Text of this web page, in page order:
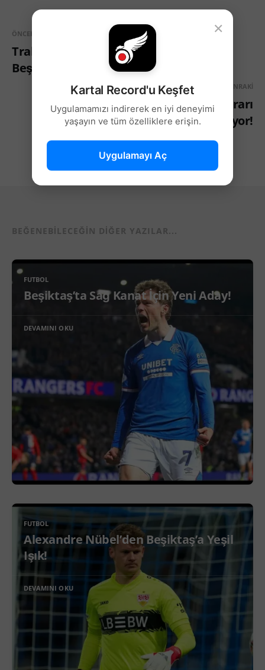
ÖNCEKI
Trabzonspor’dan Ernest Muci İçin
Beşiktaş’a Yeni Teklif!
SONRAKI
Beşiktaş’ta Zuriko Davitashvili Israrı
Sürüyor!
BEĞENEBILECEĞIN DIĞER YAZILAR...
FUTBOL
Beşiktaş’ta Sağ Kanat İçin Yeni Aday!
DEVAMINI OKU
FUTBOL
Alexandre Nübel’den Beşiktaş’a Yeşil
Işık!
DEVAMINI OKU
×
Kartal Record'u Keşfet
Uygulamamızı indirerek en iyi deneyimi
yaşayın ve tüm özelliklere erişin.
Uygulamayı Aç